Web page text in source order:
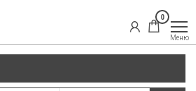
0
Меню